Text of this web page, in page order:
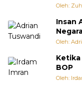
Oleh:
Insan
Oleh:
Ketika
BOP
Oleh: